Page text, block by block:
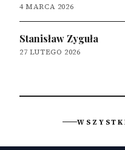
4 MARCA 2026
Stanisław Zyguła
27 LUTEGO 2026